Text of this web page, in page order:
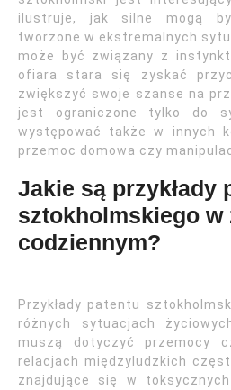
ilustruje, jak silne mogą
tworzone w ekstremalnych
może być związany z
ofiara stara się zyskać
zwiększyć swoje szanse na
jest ograniczone tylko do
występować także w innych
przemoc domowa czy
Jakie są przykłady
sztokholmskiego w
codziennym?
Przykłady patentu
różnych sytuacjach
muszą dotyczyć przemocy
relacjach międzyludzkich
znajdujące się w